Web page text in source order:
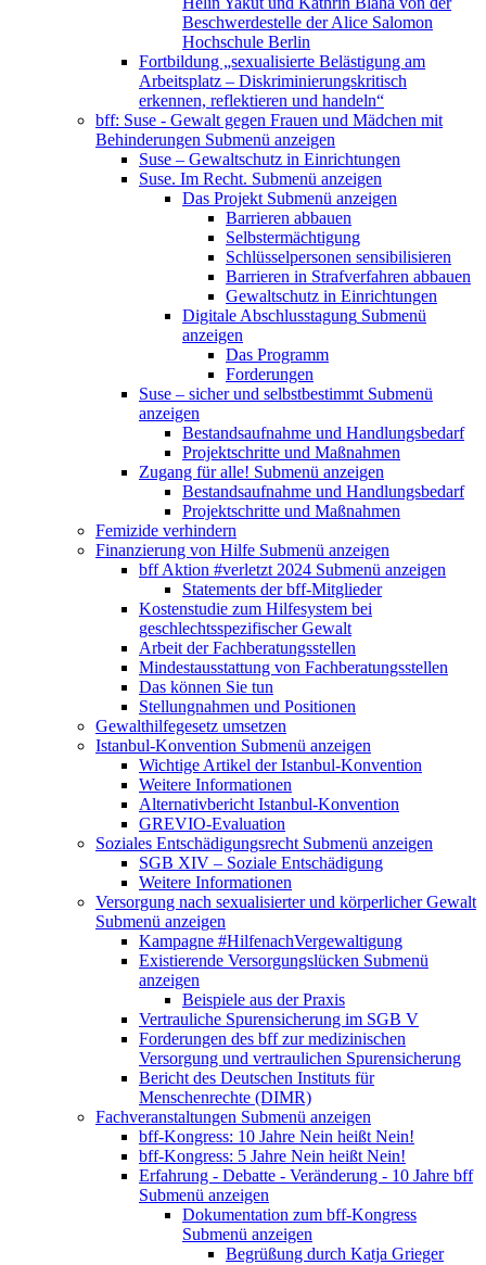
Beschwerdestelle der Alice Salomon
Hochschule Berlin
Fortbildung „sexualisierte Belästigung am
Arbeitsplatz – Diskriminierungskritisch
erkennen, reflektieren und handeln“
bff: Suse - Gewalt gegen Frauen und Mädchen mit
Behinderungen Submenü anzeigen
Suse – Gewaltschutz in Einrichtungen
Suse. Im Recht. Submenü anzeigen
Das Projekt Submenü anzeigen
Barrieren abbauen
Selbstermächtigung
Schlüsselpersonen sensibilisieren
Barrieren in Strafverfahren abbauen
Gewaltschutz in Einrichtungen
Digitale Abschlusstagung Submenü
anzeigen
Das Programm
Forderungen
Suse – sicher und selbstbestimmt Submenü
anzeigen
Bestandsaufnahme und Handlungsbedarf
Projektschritte und Maßnahmen
Zugang für alle! Submenü anzeigen
Bestandsaufnahme und Handlungsbedarf
Projektschritte und Maßnahmen
Femizide verhindern
Finanzierung von Hilfe Submenü anzeigen
bff Aktion #verletzt 2024 Submenü anzeigen
Statements der bff-Mitglieder
Kostenstudie zum Hilfesystem bei
geschlechtsspezifischer Gewalt
Arbeit der Fachberatungsstellen
Mindestausstattung von Fachberatungsstellen
Das können Sie tun
Stellungnahmen und Positionen
Gewalthilfegesetz umsetzen
Istanbul-Konvention Submenü anzeigen
Wichtige Artikel der Istanbul-Konvention
Weitere Informationen
Alternativbericht Istanbul-Konvention
GREVIO-Evaluation
Soziales Entschädigungsrecht Submenü anzeigen
SGB XIV – Soziale Entschädigung
Weitere Informationen
Versorgung nach sexualisierter und körperlicher Gewalt
Submenü anzeigen
Kampagne #HilfenachVergewaltigung
Existierende Versorgungslücken Submenü
anzeigen
Beispiele aus der Praxis
Vertrauliche Spurensicherung im SGB V
Forderungen des bff zur medizinischen
Versorgung und vertraulichen Spurensicherung
Bericht des Deutschen Instituts für
Menschenrechte (DIMR)
Fachveranstaltungen Submenü anzeigen
bff-Kongress: 10 Jahre Nein heißt Nein!
bff-Kongress: 5 Jahre Nein heißt Nein!
Erfahrung - Debatte - Veränderung - 10 Jahre bff
Submenü anzeigen
Dokumentation zum bff-Kongress
Submenü anzeigen
Begrüßung durch Katja Grieger